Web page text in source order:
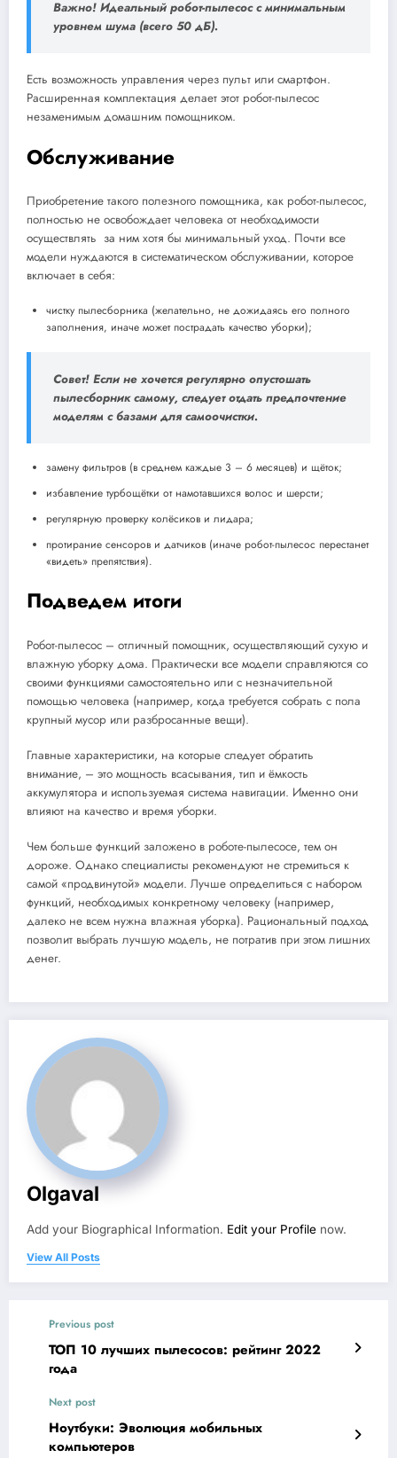
Важно! Идеальный робот-пылесос с минимальным
уровнем шума (всего 50 дБ).
Есть возможность управления через пульт или смартфон.
Расширенная комплектация делает этот робот-пылесос
незаменимым домашним помощником.
Обслуживание
Приобретение такого полезного помощника, как робот-пылесос,
полностью не освобождает человека от необходимости
осуществлять за ним хотя бы минимальный уход. Почти все
модели нуждаются в систематическом обслуживании, которое
включает в себя:
чистку пылесборника (желательно, не дожидаясь его полного
заполнения, иначе может пострадать качество уборки);
Совет! Если не хочется регулярно опустошать
пылесборник самому, следует отдать предпочтение
моделям с базами для самоочистки.
замену фильтров (в среднем каждые 3 – 6 месяцев) и щёток;
избавление турбощётки от намотавшихся волос и шерсти;
регулярную проверку колёсиков и лидара;
протирание сенсоров и датчиков (иначе робот-пылесос перестанет
«видеть» препятствия).
Подведем итоги
Робот-пылесос – отличный помощник, осуществляющий сухую и
влажную уборку дома. Практически все модели справляются со
своими функциями самостоятельно или с незначительной
помощью человека (например, когда требуется собрать с пола
крупный мусор или разбросанные вещи).
Главные характеристики, на которые следует обратить
внимание, – это мощность всасывания, тип и ёмкость
аккумулятора и используемая система навигации. Именно они
влияют на качество и время уборки.
Чем больше функций заложено в роботе-пылесосе, тем он
дороже. Однако специалисты рекомендуют не стремиться к
самой «продвинутой» модели. Лучше определиться с набором
функций, необходимых конкретному человеку (например,
далеко не всем нужна влажная уборка). Рациональный подход
позволит выбрать лучшую модель, не потратив при этом лишних
денег.
Olgaval
Add your Biographical Information. Edit your Profile now.
View All Posts
Previous post
ТОП 10 лучших пылесосов: рейтинг 2022
года
Next post
Ноутбуки: Эволюция мобильных
компьютеров